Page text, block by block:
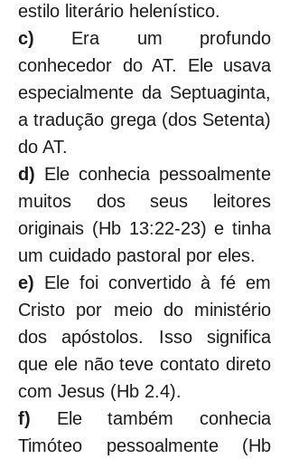
estilo literário helenístico.
c) Era um profundo
conhecedor do AT. Ele usava
especialmente da Septuaginta,
a tradução grega (dos Setenta)
do AT.
d) Ele conhecia pessoalmente
muitos dos seus leitores
originais (Hb 13:22-23) e tinha
um cuidado pastoral por eles.
e) Ele foi convertido à fé em
Cristo por meio do ministério
dos apóstolos. Isso significa
que ele não teve contato direto
com Jesus (Hb 2.4).
f) Ele também conhecia
Timóteo pessoalmente (Hb